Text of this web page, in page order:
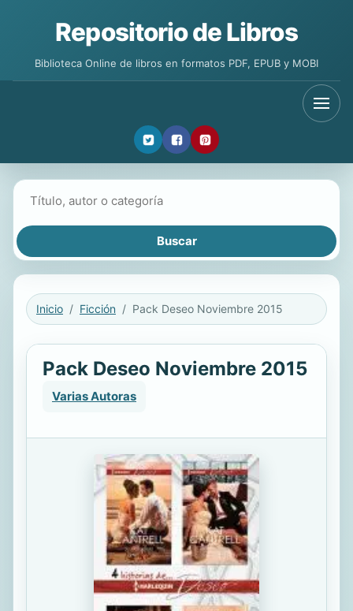
Repositorio de Libros
Biblioteca Online de libros en formatos PDF, EPUB y MOBI
Inicio Ficción Pack Deseo Noviembre 2015
Pack Deseo Noviembre 2015
Varias Autoras